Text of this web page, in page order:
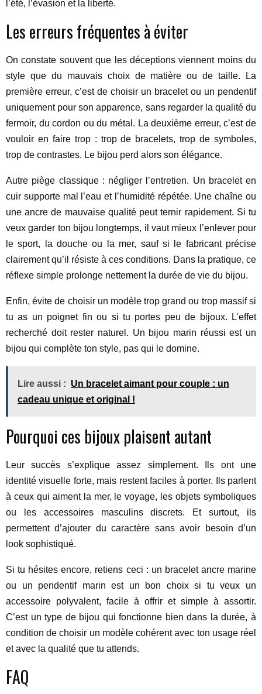
l’été, l’évasion et la liberté.
Les erreurs fréquentes à éviter
On constate souvent que les déceptions viennent moins du
style que du mauvais choix de matière ou de taille. La
première erreur, c’est de choisir un bracelet ou un pendentif
uniquement pour son apparence, sans regarder la qualité du
fermoir, du cordon ou du métal. La deuxième erreur, c’est de
vouloir en faire trop : trop de bracelets, trop de symboles,
trop de contrastes. Le bijou perd alors son élégance.
Autre piège classique : négliger l’entretien. Un bracelet en
cuir supporte mal l’eau et l’humidité répétée. Une chaîne ou
une ancre de mauvaise qualité peut ternir rapidement. Si tu
veux garder ton bijou longtemps, il vaut mieux l’enlever pour
le sport, la douche ou la mer, sauf si le fabricant précise
clairement qu’il résiste à ces conditions. Dans la pratique, ce
réflexe simple prolonge nettement la durée de vie du bijou.
Enfin, évite de choisir un modèle trop grand ou trop massif si
tu as un poignet fin ou si tu portes peu de bijoux. L’effet
recherché doit rester naturel. Un bijou marin réussi est un
bijou qui complète ton style, pas qui le domine.
Lire aussi : Un bracelet aimant pour couple : un
cadeau unique et original !
Pourquoi ces bijoux plaisent autant
Leur succès s’explique assez simplement. Ils ont une
identité visuelle forte, mais restent faciles à porter. Ils parlent
à ceux qui aiment la mer, le voyage, les objets symboliques
ou les accessoires masculins discrets. Et surtout, ils
permettent d’ajouter du caractère sans avoir besoin d’un
look sophistiqué.
Si tu hésites encore, retiens ceci : un bracelet ancre marine
ou un pendentif marin est un bon choix si tu veux un
accessoire polyvalent, facile à offrir et simple à assortir.
C’est un type de bijou qui fonctionne bien dans la durée, à
condition de choisir un modèle cohérent avec ton usage réel
et avec la qualité que tu attends.
FAQ